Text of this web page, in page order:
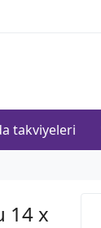
takviyeleri
14 x